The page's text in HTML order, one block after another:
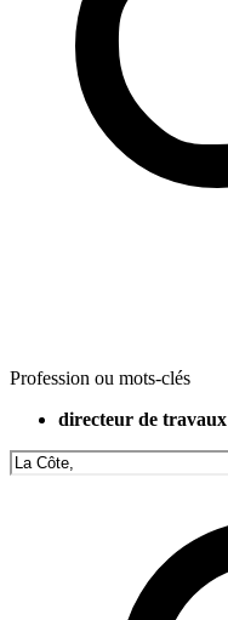
Profession ou mots-clés
directeur de travaux